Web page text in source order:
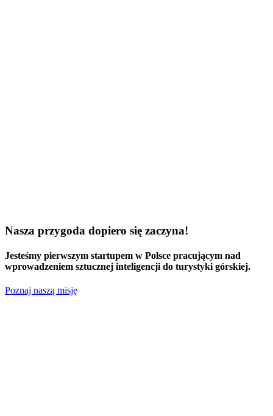
Nasza przygoda dopiero się zaczyna!
Jesteśmy pierwszym startupem w Polsce pracującym nad
wprowadzeniem sztucznej inteligencji do turystyki górskiej.
Poznaj naszą misję